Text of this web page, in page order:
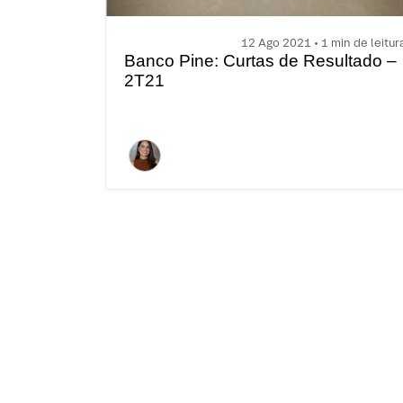
12 Ago 2021 • 1 min de
Banco Pine: Curtas de Resultado –
2T21